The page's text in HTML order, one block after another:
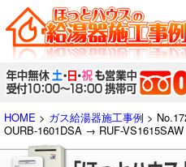
HOME > ガス給湯器施工事例 >
OURB-1601DSA → RUF-VS1615SAW